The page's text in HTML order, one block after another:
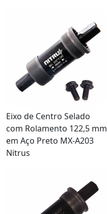
Eixo de Centro Selado
com Rolamento 122,5 mm
em Aço Preto MX-A203
Nitrus